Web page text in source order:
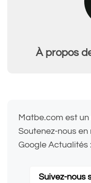
À propos
Matbe.com est
Soutenez-nous
Google Actualités :
Suivez-nous